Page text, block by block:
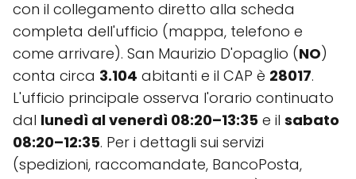
con il collegamento diretto alla scheda
completa dell'ufficio (mappa, telefono e
come arrivare). San Maurizio D'opaglio (NO)
conta circa 3.104 abitanti e il CAP è 28017.
L'ufficio principale osserva l'orario continuato
dal lunedì al venerdì 08:20–13:35 e il sabato
08:20–12:35. Per i dettagli sui servizi
(spedizioni, raccomandate, BancoPosta,